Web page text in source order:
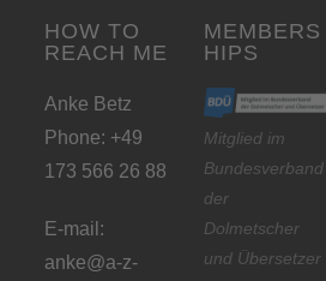
HOW TO
REACH ME
Anke Betz
Phone: +49
173 566 26 88
E-mail:
anke@a-z-
MEMBERS
HIPS
Mitglied im
Bundesverband
der
Dolmetscher
und Übersetzer